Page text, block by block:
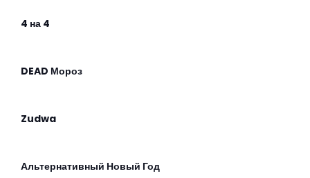
4 на 4
DEAD Мороз
Zudwa
Альтернативный Новый Год